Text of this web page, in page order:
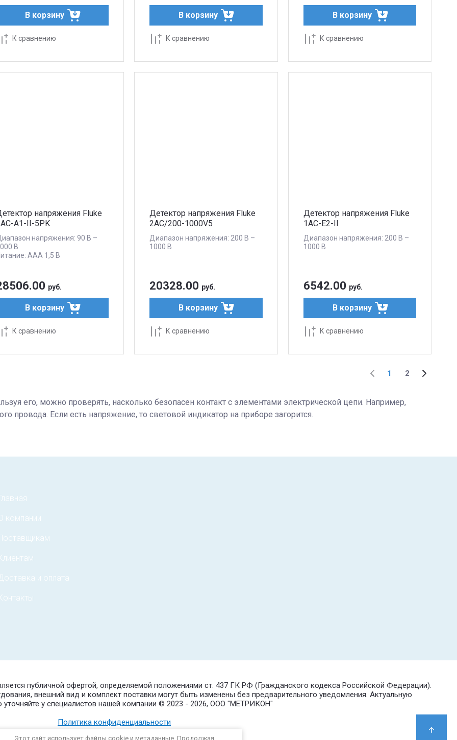
В корзину
К сравнению
В корзину
К сравнению
В корзину
К сравнению
напряжения Fluke
A1-II-5PK
напряжения: 90 В –
В
AAA 1,5 В
руб.
В корзину
К сравнению
Детектор напряжения Fluke
2AC/200-1000V5
Диапазон напряжения: 200 В –
1000 В
20328.00 руб.
В корзину
К сравнению
Детектор напряжения Fluke
1AC-E2-II
Диапазон напряжения: 200 В –
1000 В
6542.00 руб.
В корзину
К сравнению
1 2
его, можно проверять, насколько безопасен контакт с элементами электрической цепи. Например,
провода. Если есть напряжение, то световой индикатор на приборе загорится.
компании
и оплата
публичной офертой, определяемой положениями ст. 437 ГК РФ (Гражданского кодекса Российской Федерации).
внешний вид и комплект поставки могут быть изменены без предварительного уведомления. Актуальную
у специалистов нашей компании © 2023 - 2026, ООО "МЕТРИКОН"
Политика конфиденциальности
Этот сайт использует файлы cookie и метаданные. Продолжая